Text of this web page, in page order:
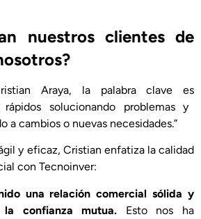
nuestros clientes de
Araya, la palabra clave es
solucionando problemas y
a cambios o nuevas necesidades.”
y eficaz, Cristian enfatiza la calidad
con Tecnoinver:
una relación comercial sólida y
confianza mutua. Esto nos ha